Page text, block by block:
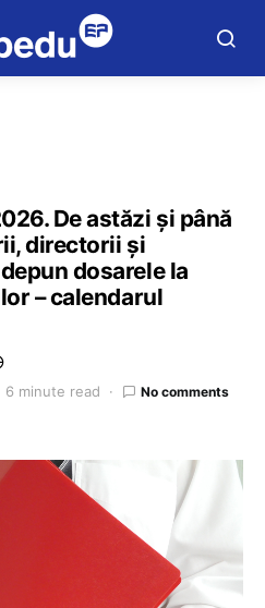
De astăzi și până
directorii și
dosarele la
– calendarul
6 minute read No comments